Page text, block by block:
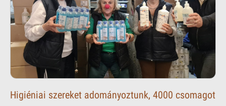
Higiéniai szereket adományoztunk, 4000 csomagot